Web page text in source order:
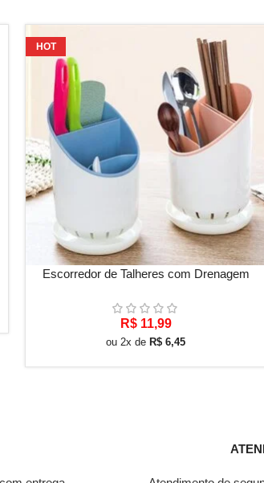
HOT
VER OPÇÕES
Escorredor de Talheres com Drenagem
R$11,99
ou 2x de R$ 6,45